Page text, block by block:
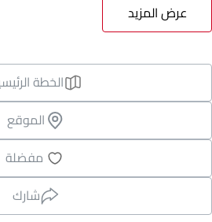
عرض المزيد
الخطة
الموقع
مفضلة
شارك